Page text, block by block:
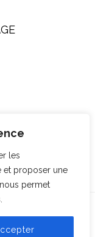
les
et proposer une
permet